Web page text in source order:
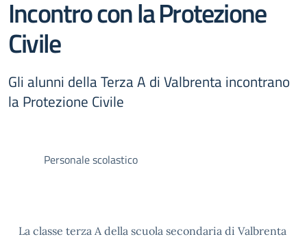
Incontro con la Protezione
Civile
Gli alunni della Terza A di Valbrenta incontrano
la Protezione Civile
Personale scolastico
La classe terza A della scuola secondaria di Valbrenta